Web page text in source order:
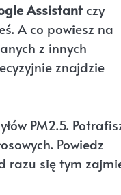
Assistantczy
A co powiesz na
z innych
znajdzie
PM2.5.
Powiedz
razu się tym